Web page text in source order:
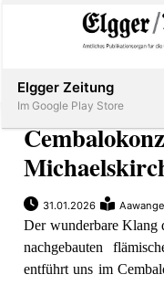
Elgg
Aadorf
Abonnieren
31.01.2026
Der wunderbare Klang
nachgebauten
entführt uns im
Elgger Zeitung
Im Google Play Store